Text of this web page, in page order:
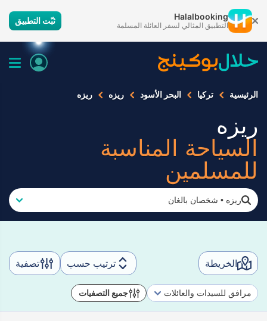
Halalbooking
التطبيق المثالي لسفر العائلة المسلمة ثبّت التطبيق
الرئيسية تركيا البحر الأسود ريزه ريزه
ريزه
السياحة المناسبة
للمسلمين
ريزه • شخصان بالغان
الخريطة ترتيب حسب تصفية
مرافق للسيدات والعائلات جميع التصفيات